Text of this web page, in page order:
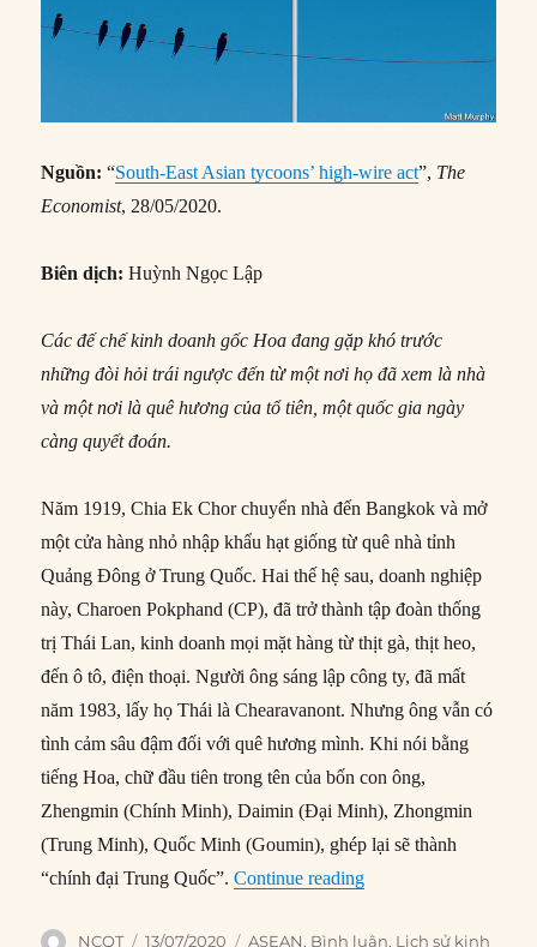
Nguồn: “South-East Asian tycoons’ high-wire act”, The
Economist, 28/05/2020.
Biên dịch:Huỳnh Ngọc Lập
Các đế chế kinh doanh gốc Hoa đang gặp khó trước
những đòi hỏi trái ngược đến từ một nơi họ đã xem là nhà
và một nơi là quê hương của tổ tiên, một quốc gia ngày
càng quyết đoán.
Năm 1919, Chia Ek Chor chuyển nhà đến Bangkok và mở
một cửa hàng nhỏ nhập khẩu hạt giống từ quê nhà tỉnh
Quảng Đông ở Trung Quốc. Hai thế hệ sau, doanh nghiệp
này, Charoen Pokphand (CP), đã trở thành tập đoàn thống
trị Thái Lan, kinh doanh mọi mặt hàng từ thịt gà, thịt heo,
đến ô tô, điện thoại. Người ông sáng lập công ty, đã mất
năm 1983, lấy họ Thái là Chearavanont. Nhưng ông vẫn có
tình cảm sâu đậm đối với quê hương mình. Khi nói bằng
tiếng Hoa, chữ đầu tiên trong tên của bốn con ông,
Zhengmin (Chính Minh), Daimin (Đại Minh), Zhongmin
(Trung Minh), Quốc Minh (Goumin), ghép lại sẽ thành
“chính đại Trung Quốc”.Continue reading“Giới tài phiệt Hoa
Author
NCQT
Posted
13/07/2020 Categories
ASEAN, Bình luận, Lịch sử kinh